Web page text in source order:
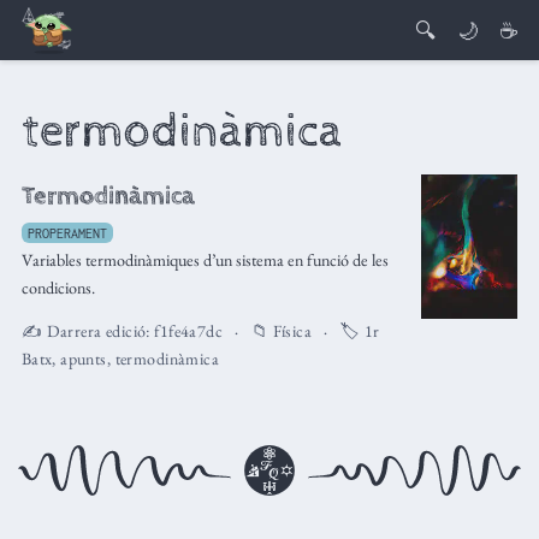
🔍 🌙 ☕
termodinàmica
Termodinàmica
PROPERAMENT
Variables termodinàmiques d’un sistema en funció de les
condicions.
✍️ Darrera edició:f1fe4a7dc 📁 Física 🏷️ 1r
Batx,apunts, termodinàmica